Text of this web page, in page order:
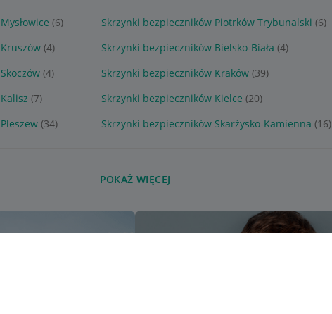
(6) Skrzynki bezpieczników Piotrków Trybunalski (6)
(4) Skrzynki bezpieczników Bielsko-Biała (4)
(4) Skrzynki bezpieczników Kraków (39)
(7) Skrzynki bezpieczników Kielce (20)
(34) Skrzynki bezpieczników Skarżysko-Kamienna (16)
POKAŻ WIĘCEJ